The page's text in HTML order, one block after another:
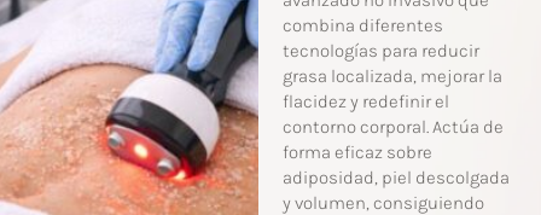
combina diferentes
tecnologías para reducir
grasa localizada, mejorar la
flacidez y redefinir el
contorno corporal. Actúa de
forma eficaz sobre
adiposidad, piel descolgada
y volumen, consiguiendo